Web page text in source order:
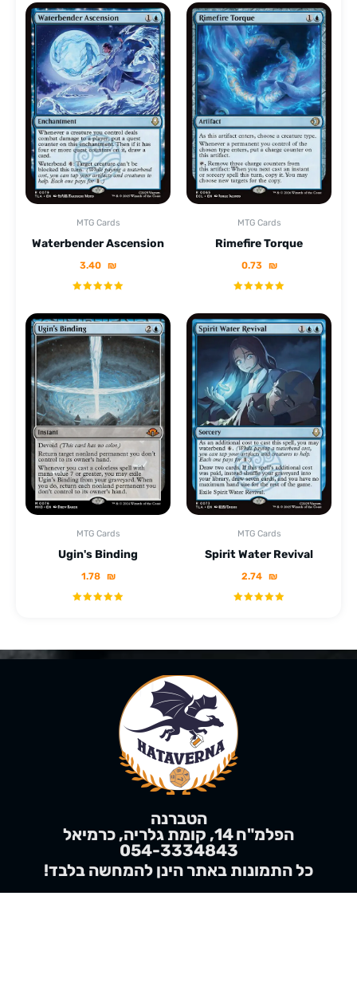
MTG Cards
Waterbender Ascension
3.40 ₪
MTG Cards
Rimefire Torque
0.73 ₪
MTG Cards
Ugin's Binding
1.78 ₪
MTG Cards
Spirit Water Revival
2.74 ₪
הטברנה
הפלמ"ח 14, קומת גלריה, כרמיאל
054-3334843
!כל התמונות באתר הינן להמחשה בלבד